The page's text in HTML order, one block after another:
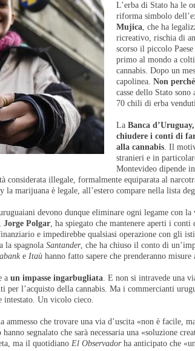
L’erba di Stato ha le
riforma simbolo
Mujica, che ha
ricreativo, rischia di
scorso il piccolo
primo al mondo a
cannabis. Dopo un
capolinea. Non
casse dello Stato
70 chili di erba
La Banca
chiudere i conti di
alla cannabis. Il
stranieri e in
Montevideo dipende
considerata illegale, formalmente equiparata al
marijuana è legale, all’estero compare nella lista
devono dunque eliminare ogni legame con la
, Jorge Polgar, ha spiegato che mantenere aperti i
e impedirebbe qualsiasi operazione con gli
la spagnola Santander, che ha chiuso il conto di
e Itaù hanno fatto sapere che prenderanno misure
a un impasse ingarbugliata. E non si intravede una
per l’acquisto della cannabis. Ma i commercianti
intestato. Un vicolo cieco.
ammesso che trovare una via d’uscita «non è facile,
segnalato che sarà necessaria una «soluzione
ma il quotidiano El Observadorha anticipato che